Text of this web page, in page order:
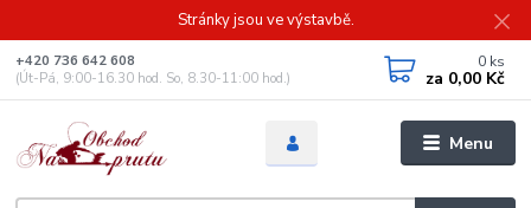
Stránky jsou ve výstavbě.
Menu
+420 736 642 608
(Út-Pá, 9:00-16.30 hod. So, 8.30-11:00 hod.)
0 ks
za 0,00 Kč